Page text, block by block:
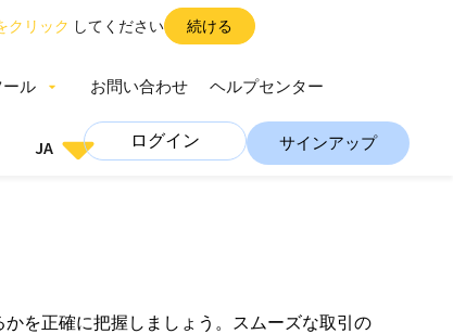
ール お問い合わせ ヘルプセンター
JA ログイン サインアップ
を正確に把握しましょう。スムーズな取引の
クリック してください 続ける